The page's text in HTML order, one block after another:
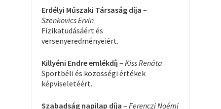
Erdélyi Műszaki Társaság díja –
Szenkovics Ervin
Fizikatudásáért és
versenyeredményeiért.
Killyéni Endre emlékdíj – Kiss Renáta
Sportbéli és közösségi értékek
képviseletéért.
Szabadság napilap díja – Ferenczi Noémi